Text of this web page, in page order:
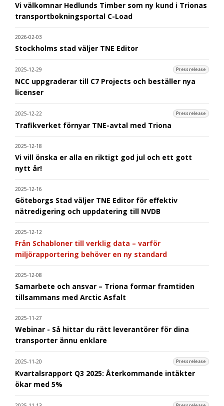
Vi välkomnar Hedlunds Timber som ny kund i Trionas
transportbokningsportal C-Load
2026-02-03
Stockholms stad väljer TNE Editor
2025-12-29 Pressrelease
NCC uppgraderar till C7 Projects och beställer nya
licenser
2025-12-22 Pressrelease
Trafikverket förnyar TNE-avtal med Triona
2025-12-18
Vi vill önska er alla en riktigt god jul och ett gott
nytt år!
2025-12-16
Göteborgs Stad väljer TNE Editor för effektiv
nätredigering och uppdatering till NVDB
2025-12-12
Från Schabloner till verklig data – varför
miljörapportering behöver en ny standard
2025-12-08
Samarbete och ansvar – Triona formar framtiden
tillsammans med Arctic Asfalt
2025-11-27
Webinar - Så hittar du rätt leverantörer för dina
transporter ännu enklare
2025-11-20 Pressrelease
Kvartalsrapport Q3 2025: Återkommande intäkter
ökar med 5%